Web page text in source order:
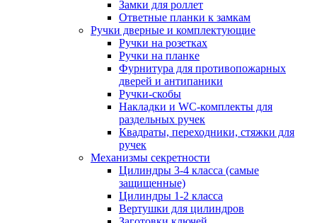
Замки для роллет
Ответные планки к замкам
Ручки дверные и комплектующие
Ручки на розетках
Ручки на планке
Фурнитура для противопожарных
дверей и антипаники
Ручки-скобы
Накладки и WC-комплекты для
раздельных ручек
Квадраты, переходники, стяжки для
ручек
Механизмы секретности
Цилиндры 3-4 класса (самые
защищенные)
Цилиндры 1-2 класса
Вертушки для цилиндров